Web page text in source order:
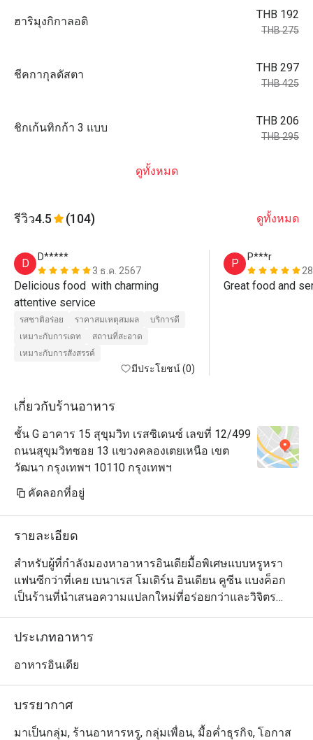
ฮาริมุงกิกาลอติ
THB 192
THB 275
ชีคกากุลดัสตา
THB 297
THB 425
ชิกเก้นทิกก้า 3 แบบ
THB 206
THB 295
ดูทั้งหมด
รีวิว4.5 (104) ดูทั้งหมด
D
D*****
3 ธ.ค. 2567
Delicious food  with charming
รสชาติอร่อย ราคาสมเหตุสมผล
บริการดี
เหมาะกับการเดท
สถานที่สะอาด
เหมาะกับการสังสรรค์
มีประโยชน์ (0)
P
P***r
Great food and
เกี่ยวกับร้านอาหาร
ชั้น G อาคาร 15 สุขุมวิท เรสซิเดนซ์ เลขที่ 12/499
ถนนสุขุมวิทซอย 13 แขวงคลองเตยเหนือ เขต
วัฒนา กรุงเทพฯ 10110 กรุงเทพฯ
คัดลอกที่อยู่
รายละเอียด
สำหรับผู้ที่กำลังมองหาอาหารอินเดียมื้อพิเศษแบบหรูหรา
แฟนซีกว่าที่เคย เบนาเรส โมเดิร์น อินเดียน คูซีน แบงค็อก
เป็นร้านที่นำเสนอความแปลกใหม่ที่อร่อยกว่าและวิจิตร
งดงามมากกว่าภายในสถานที่มีระดับและบรรยากาศแสนโร
แมนติก ร้านนี้ตั้งอยู่ที่บริเวณชั้น G ของ 15 สุขุมวิท เรสซิเดน
ได้รับเรตติ้งระดับห้าดาวจากลูกค้าที่เคยไปทาน ทั้งในเรื่อง
แบบอาหารโมเลกุล ซึ่งประยุกต์หลักการทางวิทยาศาสตร์
ประเภทอาหาร
อาหารอินเดีย
บรรยากาศ
มาเป็นกลุ่ม, ร้านอาหารหรู, กลุ่มเพื่อน, มื้อค่ำธุรกิจ, โอกาส